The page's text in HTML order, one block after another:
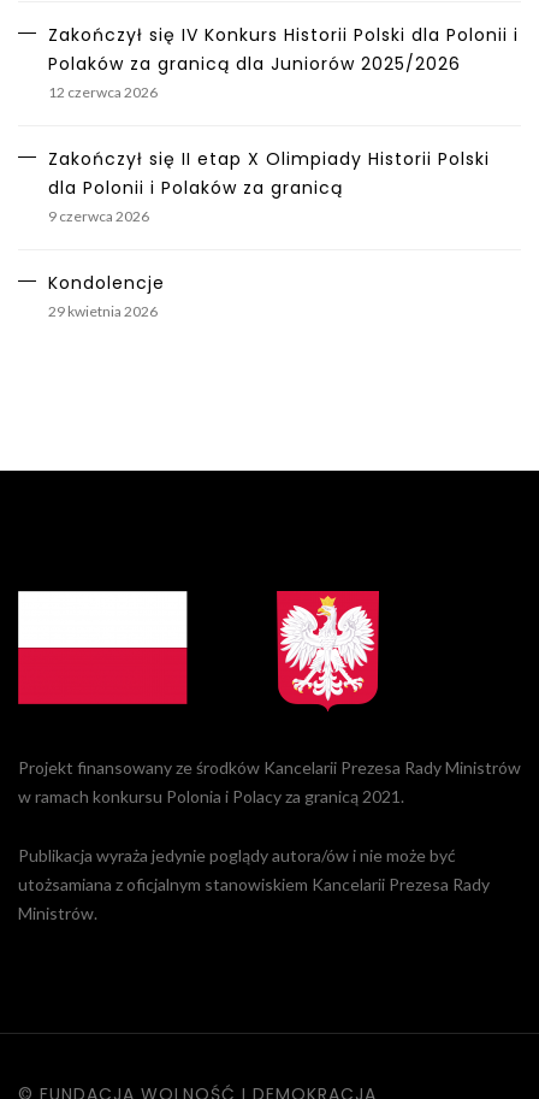
Zakończył się IV Konkurs Historii Polski dla Polonii i
Polaków za granicą dla Juniorów 2025/2026
12 czerwca 2026
Zakończył się II etap X Olimpiady Historii Polski
dla Polonii i Polaków za granicą
9 czerwca 2026
Kondolencje
29 kwietnia 2026
Projekt finansowany ze środków Kancelarii Prezesa Rady Ministrów
w ramach konkursu Polonia i Polacy za granicą 2021.
Publikacja wyraża jedynie poglądy autora/ów i nie może być
utożsamiana z oficjalnym stanowiskiem Kancelarii Prezesa Rady
Ministrów.